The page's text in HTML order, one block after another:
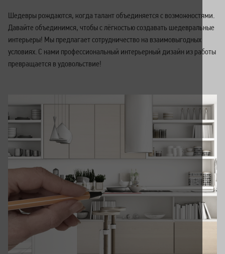
Шедевры рождаются, когда талант объединяется с возможностями.
Давайте объединимся, чтобы с лёгкостью создавать шедевральные
интерьеры! Мы предлагает сотрудничество на взаимовыгодных
условиях. С нами профессиональный интерьерный дизайн из работы
превращается в удовольствие!